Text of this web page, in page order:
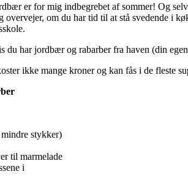
er for mig indbegrebet af sommer! Og
overvejer, om du har tid til at stå svedende i
har jordbær og rabarber fra haven (din
ikke mange kroner og kan fås i de fleste
stykker)
til marmelade
i